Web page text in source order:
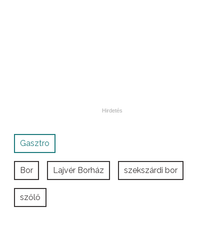
Gasztro
Bor Lajvér Borház szekszárdi bor
szőlő